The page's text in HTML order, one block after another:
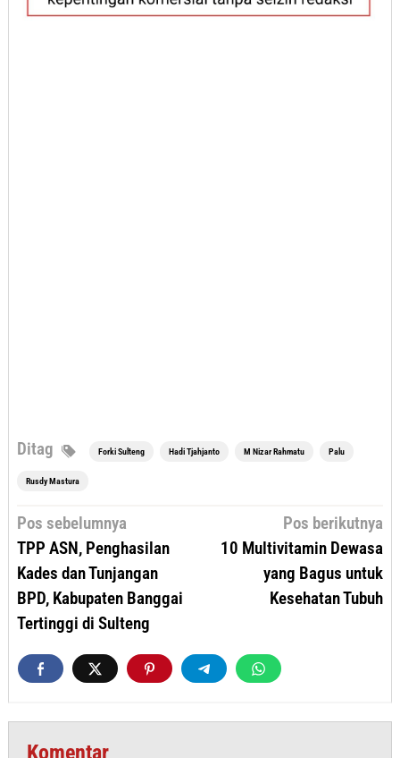
Ditag Forki Sulteng Hadi Tjahjanto M Nizar Rahmatu Palu
Rusdy Mastura
Navigasi
Pos sebelumnya
TPP ASN, Penghasilan
Kades dan Tunjangan
BPD, Kabupaten Banggai
Tertinggi di Sulteng
Pos berikutnya
10 Multivitamin Dewasa
yang Bagus untuk
Kesehatan Tubuh
Komentar